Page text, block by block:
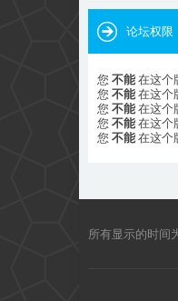
论坛权限
您 不能在这个
您 不能在这个
您 不能在这个
您 不能在这个
您 不能在这个
所有显示的时间